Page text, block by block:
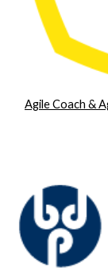
Agile Coach &